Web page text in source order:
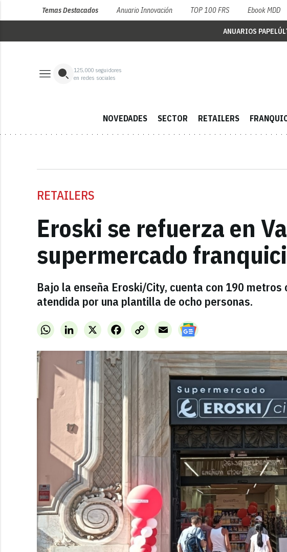
Temas Destacados Anuario Innovación TOP 100 FRS Ebook MDD
ANUARIOS PAPEL
125,000 seguidores
en redes sociales
NOVEDADES SECTOR RETAILERS
RETAILERS
Eroski se refuerza en
supermercado
Bajo la enseña Eroski/City, cuenta con 190
atendida por una plantilla de ocho personas.
WhatsAppLinkedInX FacebookCopy
Link
Email